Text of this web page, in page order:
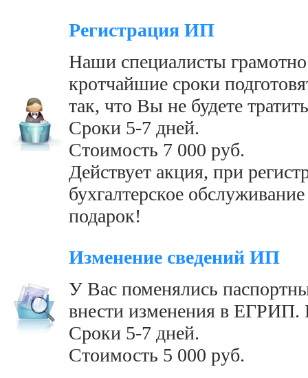
Регистрация ИП
Наши специалисты
кротчайшие сроки
так, что Вы не будете
Сроки 5-7 дней.
Стоимость 7 000 руб.
Действует акция, при
бухгалтерское
подарок!
Изменение сведений ИП
У Вас поменялись
внести изменения в ЕГРИП.
Сроки 5-7 дней.
Стоимость 5 000 руб.